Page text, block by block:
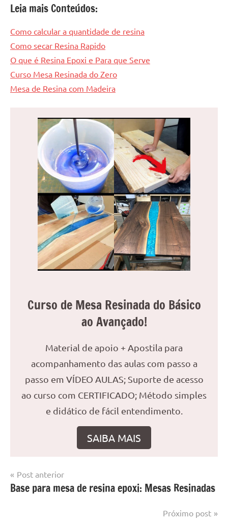
Leia mais Conteúdos:
Como calcular a quantidade de resina
Como secar Resina Rapido
O que é Resina Epoxi e Para que Serve
Curso Mesa Resinada do Zero
Mesa de Resina com Madeira
Curso de Mesa Resinada do Básico
ao Avançado!
Material de apoio + Apostila para
acompanhamento das aulas com passo a
passo em VÍDEO AULAS; Suporte de acesso
ao curso com CERTIFICADO; Método simples
e didático de fácil entendimento.
SAIBA MAIS
Marcado
com
Mesa
resinada
Navegação
de
Post anterior
Base para mesa de resina epoxi: Mesas Resinadas
Próximo post